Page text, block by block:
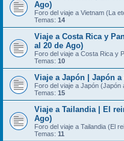
Ago)
Foro del viaje a Vietnam (La
Temas: 14
Viaje a Costa Rica y
al 20 de Ago)
Foro del viaje a Costa Rica y
Temas: 10
Viaje a Japón | Japón
Foro del viaje a Japón (Japón
Temas: 15
Viaje a Tailandia | El
Ago)
Foro del viaje a Tailandia (El
Temas: 11